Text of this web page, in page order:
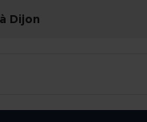
Dijon